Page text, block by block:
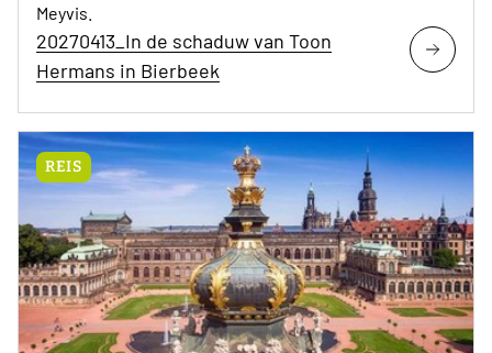
Meyvis.
20270413_In de schaduw van Toon
Hermans in Bierbeek
REIS